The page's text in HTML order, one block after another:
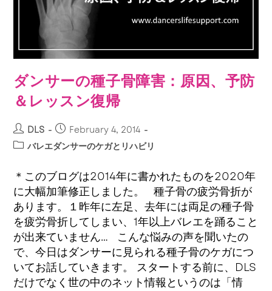
ダンサーの種子骨障害：原因、予防
＆レッスン復帰
DLS
February 4, 2014
バレエダンサーのケガとリハビリ
＊このブログは2014年に書かれたものを2020年
に大幅加筆修正しました。 種子骨の疲労骨折が
あります。１昨年に左足、去年には両足の種子骨
を疲労骨折してしまい、1年以上バレエを踊ること
が出来ていません… こんな悩みの声を聞いたの
で、今日はダンサーに見られる種子骨のケガにつ
いてお話していきます。 スタートする前に、DLS
だけでなく世の中のネット情報というのは「情